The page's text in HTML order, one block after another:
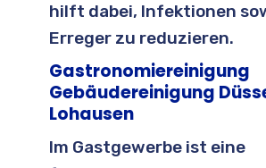
hilft dabei, Infektionen
Erreger zu reduzieren.
Gastronomiereinigung
Gebäudereinigung
Lohausen
Im Gastgewerbe ist eine